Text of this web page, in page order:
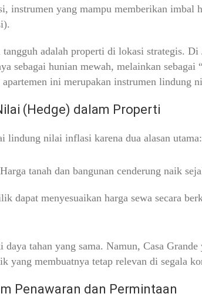
instrumen yang mampu memberikan imbal
adalah properti di lokasi strategis. Di
sebagai hunian mewah, melainkan sebagai
ini merupakan instrumen lindung
(Hedge) dalam Properti
lindung nilai inflasi karena dua alasan utama:
Harga tanah dan bangunan cenderung naik
dapat menyesuaikan harga sewa secara
tahan yang sama. Namun, Casa
membuatnya tetap relevan di segala
Penawaran dan Permintaan